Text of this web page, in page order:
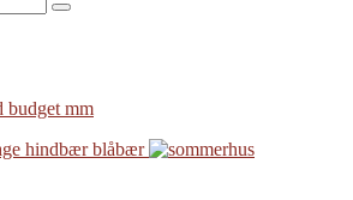
Search
budget mm